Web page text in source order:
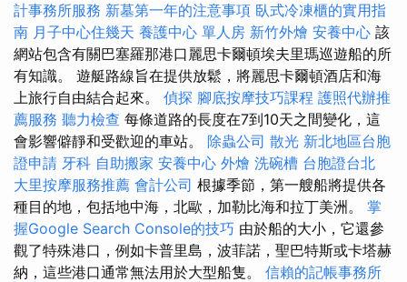
計事務所服務 新墓第一年的注意事項 臥式冷凍櫃的實用指
南 月子中心住幾天 養護中心 單人房 新竹外燴 安養中心 該
網站包含有關巴塞羅那港口麗思卡爾頓埃夫里瑪巡遊船的所
有知識。 遊艇路線旨在提供放鬆，將麗思卡爾頓酒店和海
上旅行自由結合起來。 偵探 腳底按摩技巧課程 護照代辦推
薦服務 聽力檢查 每條道路的長度在7到10天之間變化，這
會影響僻靜和受歡迎的車站。 除蟲公司 散光 新北地區台胞
證申請 牙科 自助搬家 安養中心 外燴 洗碗槽 台胞證台北
大里按摩服務推薦 會計公司 根據季節，第一艘船將提供各
種目的地，包括地中海，北歐，加勒比海和拉丁美洲。 掌
握Google Search Console的技巧 由於船的大小，它還參
觀了特殊港口，例如卡普里島，波菲諾，聖巴特斯或卡塔赫
納，這些港口通常無法用於大型船隻。 信賴的記帳事務所